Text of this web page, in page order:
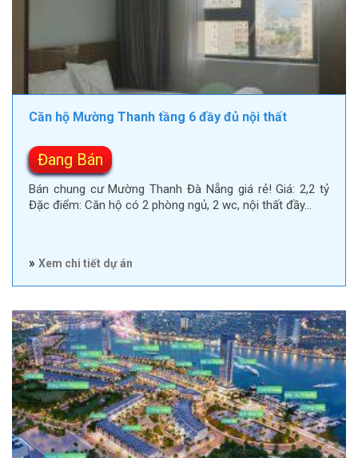
Căn hộ Mường Thanh tầng 6 đầy đủ nội thất
Đang Bán
Bán chung cư Mường Thanh Đà Nẵng giá rẻ! Giá: 2,2 tỷ
Đặc điểm: Căn hộ có 2 phòng ngủ, 2 wc, nội thất đầy…
» Xem chi tiết dự án